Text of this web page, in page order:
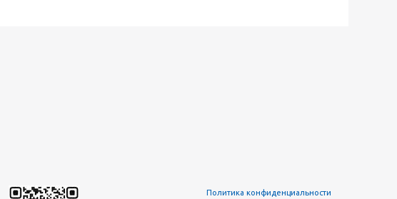
Политика конфиденциальности